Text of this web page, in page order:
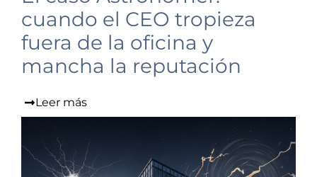
cuando el CEO tropieza
fuera de la oficina y
mancha la reputación
Leer más